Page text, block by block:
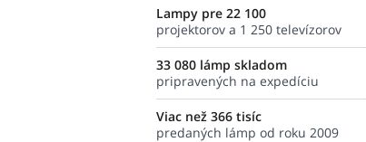
Lampy pre 22 100
projektorov a 1 250 televízorov
33 080 lámp skladom
pripravených na expedíciu
Viac než 366 tisíc
predaných lámp od roku 2009